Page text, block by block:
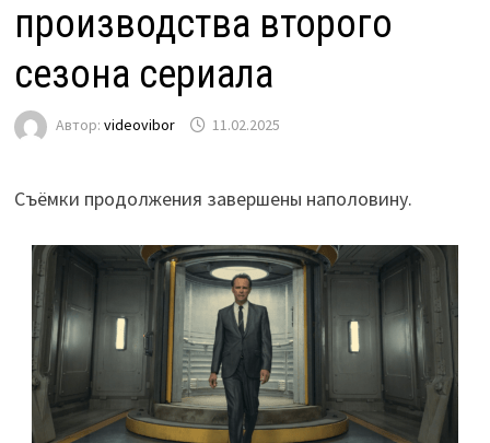
производства второго
сезона сериала
Автор: videovibor 11.02.2025
Съёмки продолжения завершены наполовину.